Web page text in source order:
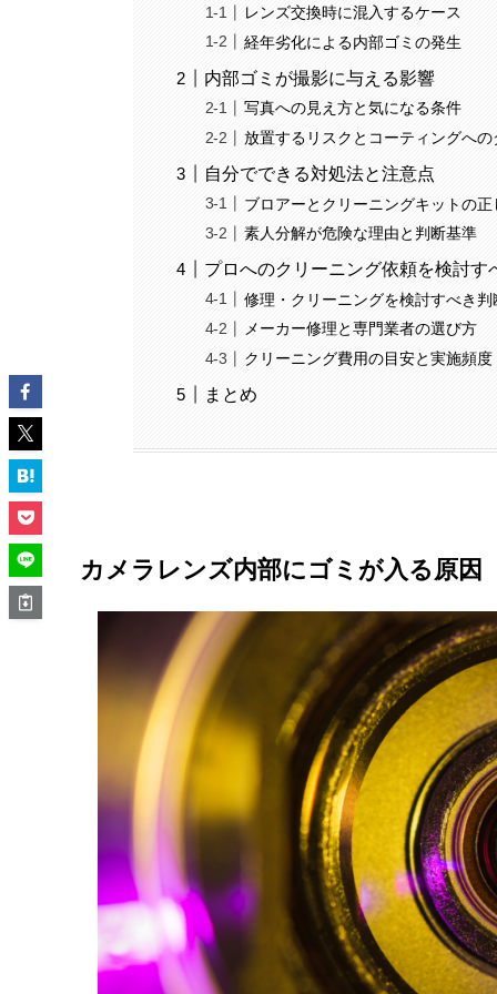
レンズ交換時に混入するケース
経年劣化による内部ゴミの発生
内部ゴミが撮影に与える影響
写真への見え方と気になる条件
放置するリスクとコーティングへ
自分でできる対処法と注意点
ブロアーとクリーニングキットの
素人分解が危険な理由と判断基準
プロへのクリーニング依頼を検討す
修理・クリーニングを検討すべき判
メーカー修理と専門業者の選び方
クリーニング費用の目安と実施頻度
まとめ
カメラレンズ内部にゴミが入る原因